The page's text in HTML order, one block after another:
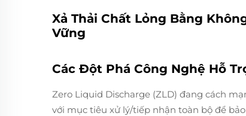
Xả Thải Chất Lỏng Bằng
Vững
Các Đột Phá Công Nghệ Hỗ
Zero Liquid Discharge (ZLD) đang cách
với mục tiêu xử lý/tiếp nhận toàn bộ để